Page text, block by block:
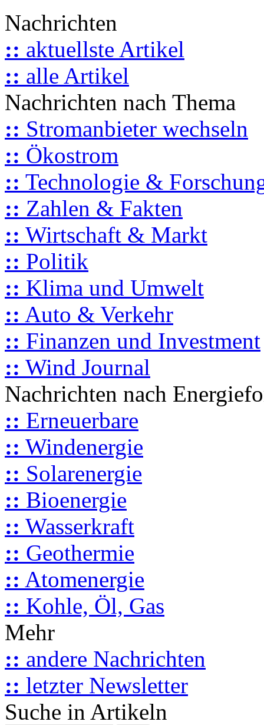
Nachrichten
:: aktuellste Artikel
:: alle Artikel
Nachrichten nach Thema
:: Stromanbieter wechseln
:: Ökostrom
:: Technologie &
:: Zahlen & Fakten
:: Wirtschaft & Markt
:: Politik
:: Klima und Umwelt
:: Auto & Verkehr
:: Finanzen und Investment
:: Wind Journal
Nachrichten nach
:: Erneuerbare
:: Windenergie
:: Solarenergie
:: Bioenergie
:: Wasserkraft
:: Geothermie
:: Atomenergie
:: Kohle, Öl, Gas
Mehr
:: andere Nachrichten
:: letzter Newsletter
Suche in Artikeln